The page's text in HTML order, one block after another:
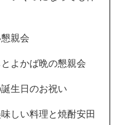
親会
よかば晩の懇親会
生日のお祝い
しい料理と焼酎安田